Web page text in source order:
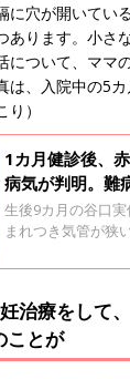
に穴が開いてい
あります。小さ
について、ママ
は、入院中の5
）
1カ月健診後、
病気が判明。難
と闘う12～13
生後9カ月の谷口
まれつき気管が狭
異なる走行で肺に
る「右肺低形成」
に穴が開いている
大きな病気が４つ
治療をして
ことが